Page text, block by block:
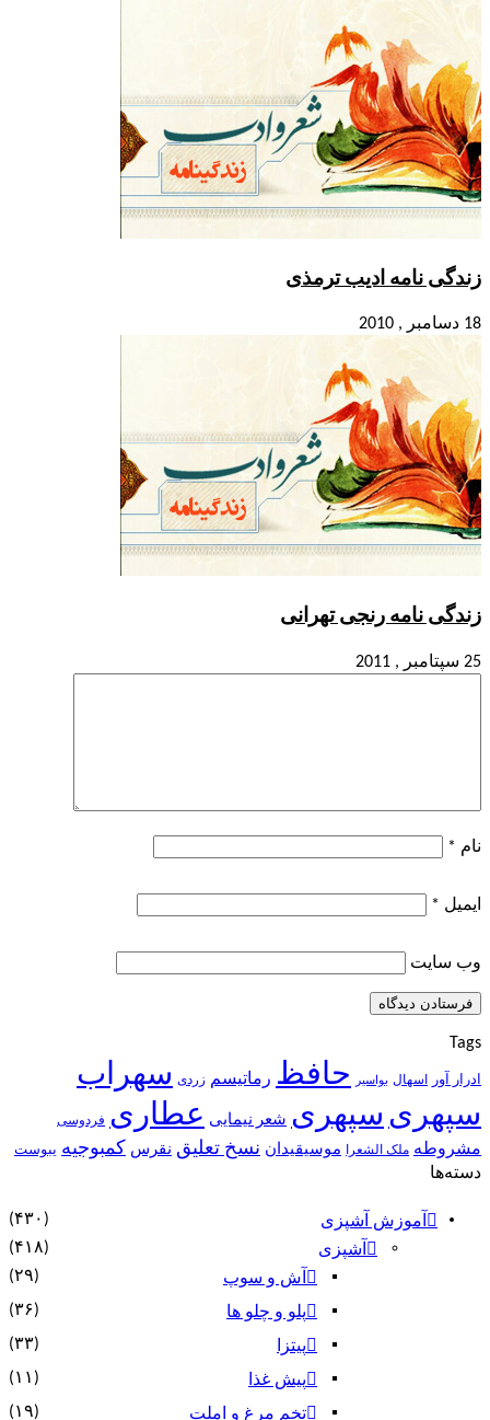
زندگی نامه ادیب ترمذی
18 دسامبر , 2010
زندگی نامه رنجی تهرانی
25 سپتامبر , 2011
نام *
ایمیل *
وب‌ سایت
Tags
ادرار آور اسهال بواسیر حافظ رماتیسم زردی سهراب
سپهری سپهری شعر نیمایی عطاری فردوسی
مشروطه ملک الشعرا موسیقیدان نسخ تعلیق نقرس کمبوجیه یبوست
دسته‌ها
آموزش آشپزی
(۴۳۰)
آشپزی
(۴۱۸)
آش و سوپ
(۲۹)
پلو و چلو ها (۳۶)
پیتزا (۳۳)
پیش غذا (۱۱)
تخم مرغ و املت (۱۹)